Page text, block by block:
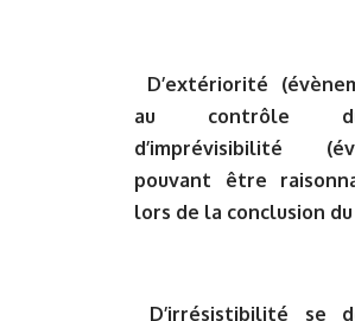
D’extériorité
au contrôle
d’imprévisibilité
pouvant être
lors de la conclusion
D’irrésistibilité se